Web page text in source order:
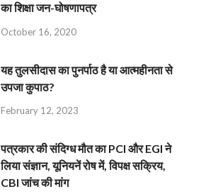
का शिक्षा जन-घोषणापत्र
October 16, 2020
यह तुलसीदास का पुनर्पाठ है या आत्महीनता से
उपजा कुपाठ?
February 12, 2023
पत्रकार की संदिग्ध मौत का PCI और EGI ने
लिया संज्ञान, यूनियनें रोष में, विपक्ष सक्रिय,
CBI जांच की मांग